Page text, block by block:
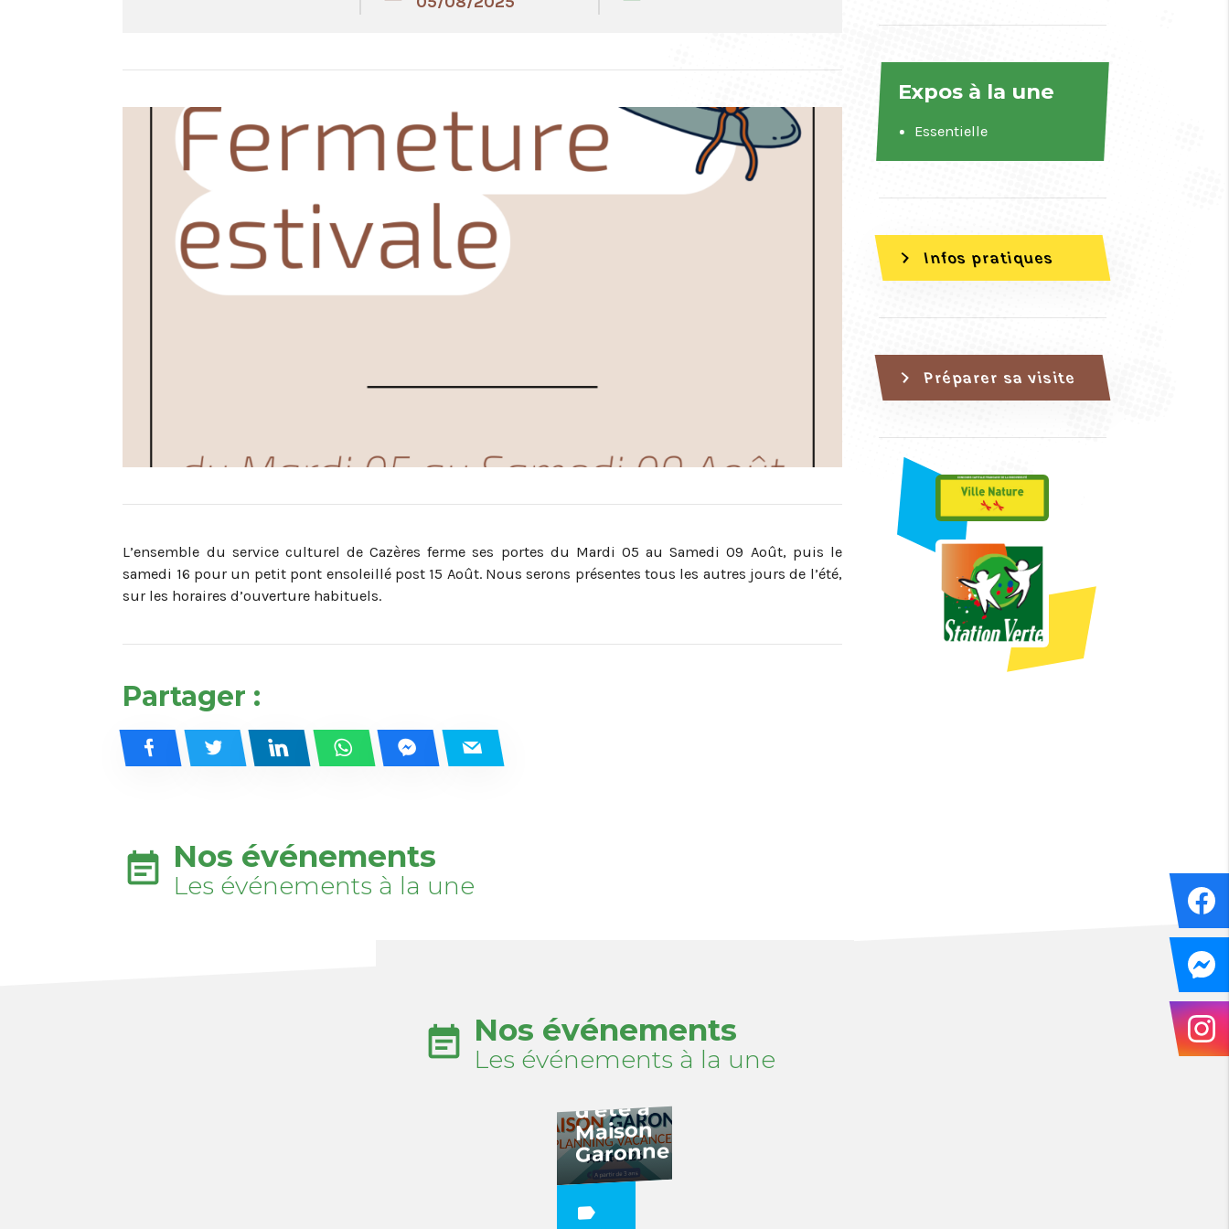
L’ensemble du service culturel de Cazères ferme ses portes du Mardi 05 au Samedi 09 Août, puis le
samedi 16 pour un petit pont ensoleillé post 15 Août. Nous serons présentes tous les autres jours de l’été,
sur les horaires d’ouverture habituels.
Partager :
Expos à la une
Essentielle
chevron_right Infos pratiques
chevron_right Préparer sa visite
event_note Nos événements
Les événements à la une
event_note Nos événements
Les événements à la une
d’été à
Maison
Garonne
label